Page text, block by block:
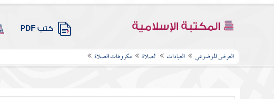
المكتبة الإسلامية كتب PDF
العرض الموضوعي العبادات الصلاة مكروهات الصلاة